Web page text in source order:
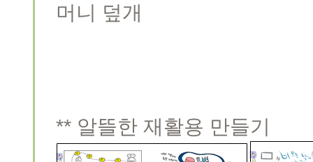
머니 덮개
** 알뜰한 재활용 만들기